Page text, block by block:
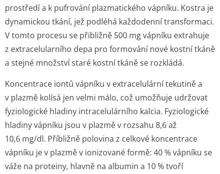
prostředí a k pufrování plazmatického vápníku. Kostra je
dynamickou tkání, jež podléhá každodenní transformaci.
V tomto procesu se přibližně 500 mg vápníku extrahuje
z extracelularního depa pro formování nové kostní tkáně
a stejné množství staré kostní tkáně se rozkládá.
Koncentrace iontů vápníku v extracelulární tekutině a
v plazmě kolísá jen velmi málo, což umožňuje udržovat
fyziologické hladiny intracelulárního kalcia. Fyziologické
hladiny vápníku jsou v plazmě v rozsahu 8,6 až
10,6 mg/dl. Příbližně polovina z celkové koncentrace
vápníku je v plazmě v ionizované formě: 40 % vápníku se
váže na proteiny, hlavně na albumin a 10 % tvoří